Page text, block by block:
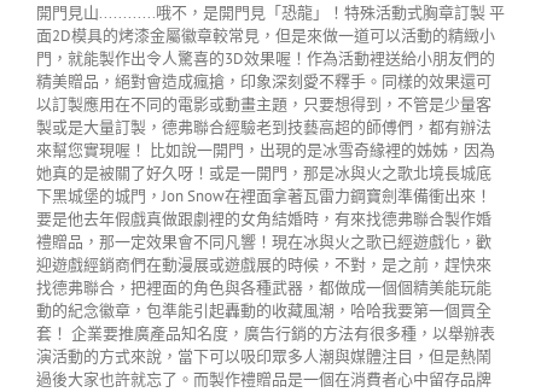
開門見山............哦不，是開門見「恐龍」！特殊活動式胸章訂製 平
面2D模具的烤漆金屬徽章較常見，但是來做一道可以活動的精緻小
門，就能製作出令人驚喜的3D效果喔！作為活動裡送給小朋友們的
精美贈品，絕對會造成瘋搶，印象深刻愛不釋手。同樣的效果還可
以訂製應用在不同的電影或動畫主題，只要想得到，不管是少量客
製或是大量訂製，德弗聯合經驗老到技藝高超的師傅們，都有辦法
來幫您實現喔！ 比如說一開門，出現的是冰雪奇緣裡的姊姊，因為
她真的是被關了好久呀！或是一開門，那是冰與火之歌北境長城底
下黑城堡的城門，Jon Snow在裡面拿著瓦雷力鋼寶劍準備衝出來！
要是他去年假戲真做跟劇裡的女角結婚時，有來找德弗聯合製作婚
禮贈品，那一定效果會不同凡響！現在冰與火之歌已經遊戲化，歡
迎遊戲經銷商們在動漫展或遊戲展的時候，不對，是之前，趕快來
找德弗聯合，把裡面的角色與各種武器，都做成一個個精美能玩能
動的紀念徽章，包準能引起轟動的收藏風潮，哈哈我要第一個買全
套！ 企業要推廣產品知名度，廣告行銷的方法有很多種，以舉辦表
演活動的方式來說，當下可以吸印眾多人潮與媒體注目，但是熱鬧
過後大家也許就忘了。而製作禮贈品是一個在消費者心中留存品牌